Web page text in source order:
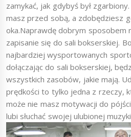
zamykać, jak gdybyś był
masz przed sobą, a zdobędziesz
oka.Naprawdę dobrym sposobem
zapisanie się do sali bokserskiej.
najbardziej wysportowanych
dołączając do sali bokserskiej,
wszystkich zasobów, jakie mają.
prędkości to tylko jedna z rzeczy,
może nie masz motywacji do
lubi słuchać swojej ulubionej